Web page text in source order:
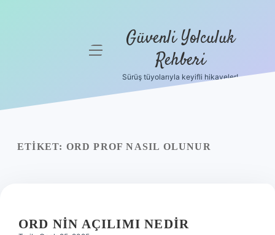
menüyü Güvenli Yolculuk
Rehberi
Sürüş tüyolarıyla keyifli hikayeler!
ETIKET: ORD PROF NASIL OLUNUR
ORD NIN AÇILIMI NEDIR